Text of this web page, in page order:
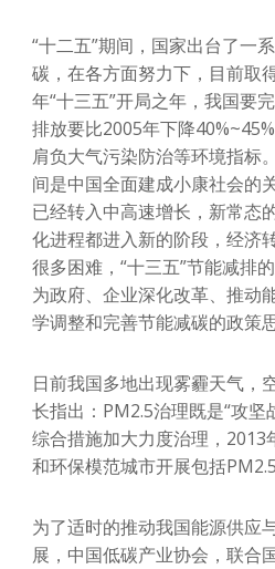
“十二五”期间，国家出台了一
碳，在各方面努力下，目前取
年“十三五”开局之年，我国要
排放要比2005年下降
肩负大气污染防治等环境指标
间是中国全面建成小康社会的
已经转入中高速增长，新常态
化进程都进入新的阶段，经济
很多困难，“十三五”节能减排
为政府、企业深化改革、推动
学调整和完善节能减碳的政策思
日前我国多地出现雾霾天气，
长指出：PM2.5治理既是“攻坚
综合措施加大力度治理，2013
和环保模范城市开展包括
为了适时的推动我国能源供应
展，中国低碳产业协会，联合